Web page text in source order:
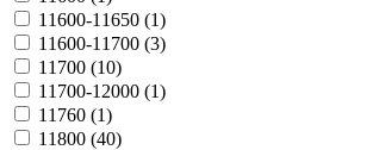
11600-11650 (1)
11600-11700 (3)
11700 (10)
11700-12000 (1)
11760 (1)
11800 (40)